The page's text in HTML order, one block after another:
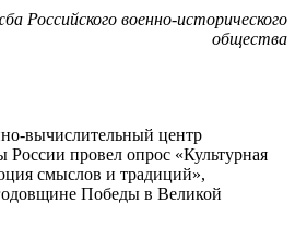
Российского военно-исторического
общества
вычислительный центр
России провел опрос «Культурная
смыслов и традиций»,
Победы в Великой